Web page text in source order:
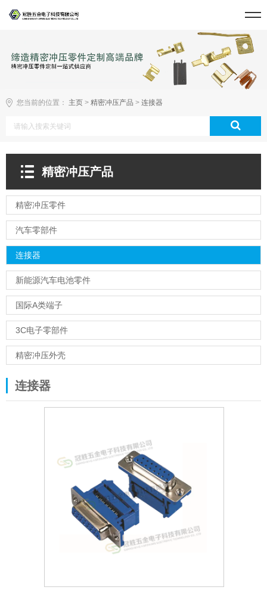
您当前的位置： 主页 > 精密冲压产品 > 连接器
精密冲压产品
精密冲压零件
汽车零部件
连接器
新能源汽车电池零件
国际A类端子
3C电子零部件
精密冲压外壳
连接器